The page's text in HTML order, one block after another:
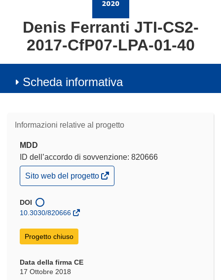
Denis Ferranti JTI-CS2-
2017-CfP07-LPA-01-40
Scheda informativa
Informazioni relative al progetto
MDD
ID dell’accordo di sovvenzione: 820666
(si
apre
una
nuova
Sito web del progetto
DOI
10.3030/820666
Progetto chiuso
Data della firma CE
17 Ottobre 2018